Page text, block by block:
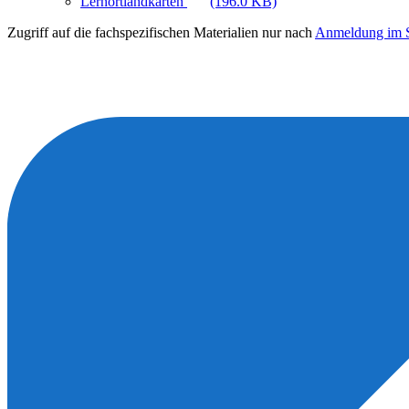
Zugriff auf die fachspezifischen Materialien nur nach Anmeldung im